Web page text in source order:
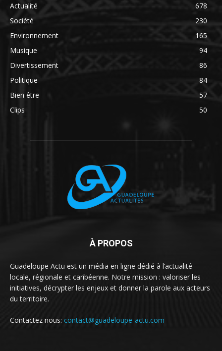
Actualité
678
Société
230
Environnement
165
Musique
94
Divertissement
86
Politique
84
Bien être
57
Clips
50
À PROPOS
Guadeloupe Actu est un média en ligne dédié à l’actualité
locale, régionale et caribéenne. Notre mission : valoriser les
initiatives, décrypter les enjeux et donner la parole aux acteurs
du territoire.
Contactez nous: contact@guadeloupe-actu.com